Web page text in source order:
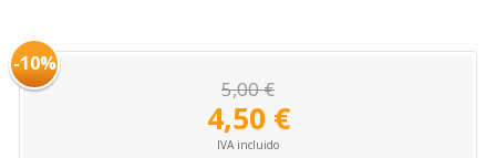
-10%
5,00 €
4,50 €
IVA incluido